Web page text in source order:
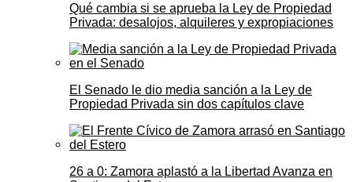
Qué cambia si se aprueba la Ley de Propiedad
Privada: desalojos, alquileres y expropiaciones
El Senado le dio media sanción a la Ley de
Propiedad Privada sin dos capítulos clave
26 a 0: Zamora aplastó a la Libertad Avanza en